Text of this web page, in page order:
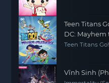
Teen Titans
DC:
Teen Titans
Vĩnh Sinh